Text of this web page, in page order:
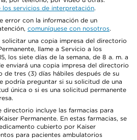
servicios de interpretación.
error con la información de un
comuníquese con nosotros.
solicitar una copia impresa del directorio
llame a Servicio a los
los siete días de la semana, de 8 a. m. a
enviará una copia impresa del directorio
de tres (3) días hábiles después de su
podría preguntar si su solicitud de una
única o si es una solicitud permanente
directorio incluye las farmacias para
Permanente. En estas farmacias, se
cubierto por Kaiser
para pacientes ambulatorios